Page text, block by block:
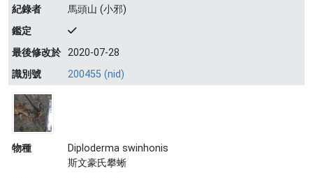
紀錄者
馬頭山 (小邪)
鑑定
最後修改於 2020-07-28
識別號
200455 (nid)
物種
Diploderma swinhonis
斯文豪氏攀蜥